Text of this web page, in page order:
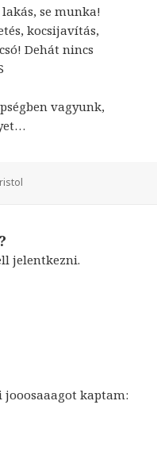
lakás, se munka!
kocsijavítás,
Dehát nincs
vagyunk,
jelentkezni.
jooosaaagot kaptam: